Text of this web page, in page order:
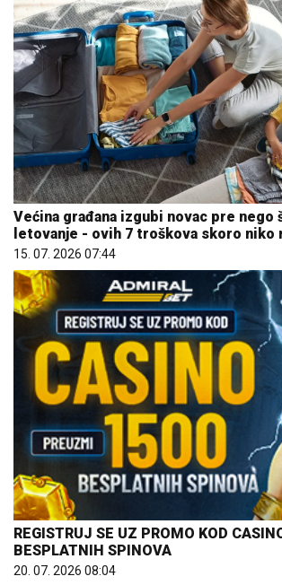
Većina građana izgubi novac pre nego
letovanje - ovih 7 troškova skoro niko
15. 07. 2026 07:44
REGISTRUJ SE UZ PROMO KOD
BESPLATNIH SPINOVA
20. 07. 2026 08:04